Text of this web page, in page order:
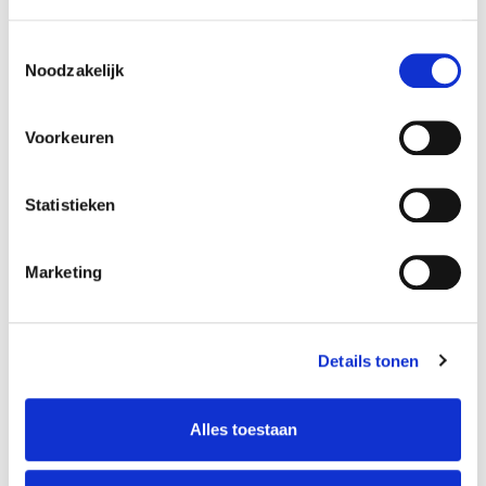
Noodzakelijk
Voorkeuren
Statistieken
Marketing
Details tonen
Alles toestaan
Reinier Noordzij